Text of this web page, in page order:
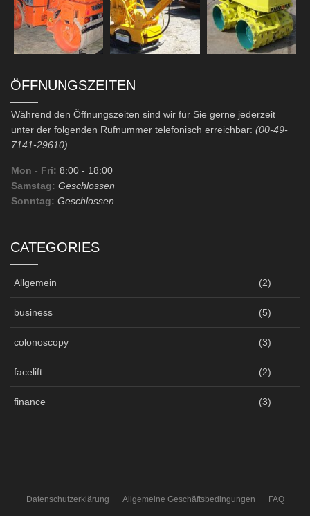
ÖFFNUNGSZEITEN
Während den Öffnungszeiten sind wir für Sie gerne jederzeit
unter der folgenden Rufnummer telefonisch erreichbar: (00-49-
7141-29610).
Mon - Fri: 8:00 - 18:00
Samstag: Geschlossen
Sonntag: Geschlossen
CATEGORIES
Allgemein (2)
business (5)
colonoscopy (3)
facelift (2)
finance (3)
Datenschutzerklärung Allgemeine Geschäftsbedingungen FAQ